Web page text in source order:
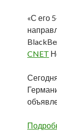
«С его
CNET